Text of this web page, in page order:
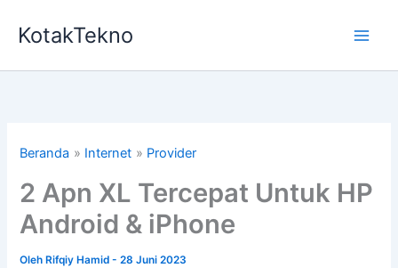
KotakTekno
Beranda Internet Provider
2 Apn XL Tercepat Untuk HP
Android & iPhone
Oleh Rifqiy Hamid-28 Juni 2023